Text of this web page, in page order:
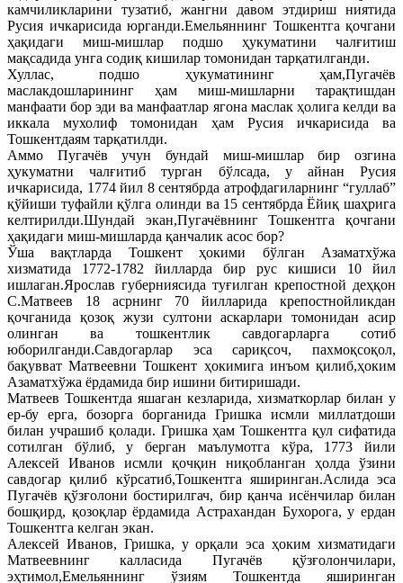
камчиликларини тузатиб, жангни давом этдириш ниятида
Русия ичкарисида юрганди.Емельяннинг Тошкентга қочгани
ҳақидаги миш-мишлар подшо ҳукуматини чалғитиш
мақсадида унга содиқ кишилар томонидан тарқатилганди.
Хуллас, подшо ҳукуматининг ҳам,Пугачёв
маслакдошларининг ҳам миш-мишларни тарақтишдан
манфаати бор эди ва манфаатлар ягона маслак ҳолига келди ва
иккала мухолиф томонидан ҳам Русия ичкарисида ва
Тошкентдаям тарқатилди.
Аммо Пугачёв учун бундай миш-мишлар бир озгина
ҳукуматни чалғитиб турган бўлсада, у айнан Русия
ичкарисида, 1774 йил 8 сентябрда атрофдагиларнинг “гуллаб”
қўйиши туфайли қўлга олинди ва 15 сентябрда Ёйиқ шаҳрига
келтирилди.Шундай экан,Пугачёвнинг Тошкентга қочгани
ҳақидаги миш-мишларда қанчалик асос бор?
Ўша вақтларда Тошкент ҳокими бўлган Азаматхўжа
хизматида 1772-1782 йилларда бир рус кишиси 10 йил
ишлаган.Ярослав губерниясида туғилган крепостной деҳқон
С.Матвеев 18 асрнинг 70 йилларида крепостнойликдан
қочганида қозоқ жузи султони аскарлари томонидан асир
олинган ва тошкентлик савдогарларга сотиб
юборилганди.Савдогарлар эса сариқсоч, пахмоқсоқол,
бақувват Матвеевни Тошкент ҳокимига инъом қилиб,ҳоким
Азаматхўжа ёрдамида бир ишини битиришади.
Матвеев Тошкентда яшаган кезларида, хизматкорлар билан у
ер-бу ерга, бозорга борганида Гришка исмли миллатдоши
билан учрашиб қолади. Гришка ҳам Тошкентга қул сифатида
сотилган бўлиб, у берган маълумотга кўра, 1773 йили
Алексей Иванов исмли қочқин ниқобланган ҳолда ўзини
савдогар қилиб кўрсатиб,Тошкентга яширинган.Аслида эса
Пугачёв қўзғолони бостирилгач, бир қанча исёнчилар билан
бошқирд, қозоқлар ёрдамида Астрахандан Бухорога, у ердан
Тошкентга келган экан.
Алексей Иванов, Гришка, у орқали эса ҳоким хизматидаги
Матвеевнинг калласида Пугачёв қўзғолончилари,
эҳтимол,Емельяннинг ўзиям Тошкентда яширинган